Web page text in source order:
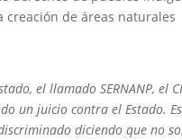
creación de áreas naturales
el llamado SERNANP, el
un juicio contra el Estado.
diciendo que no